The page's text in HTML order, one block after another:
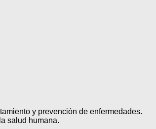
y prevención de enfermedades.
salud humana.